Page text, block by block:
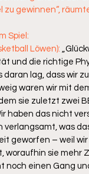
zu gewinnen“,
Spiel:
Löwen):
und die richtige
daran lag, dass wir
waren wir mit
sie zuletzt zwei
haben das nicht
was
geworfen – weil
woraufhin sie mehr
einen Gang